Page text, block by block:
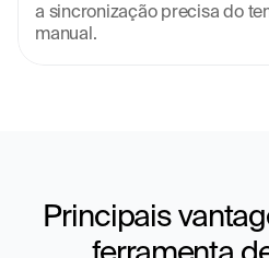
a sincronização precisa do
manual.
Principais
ferramenta